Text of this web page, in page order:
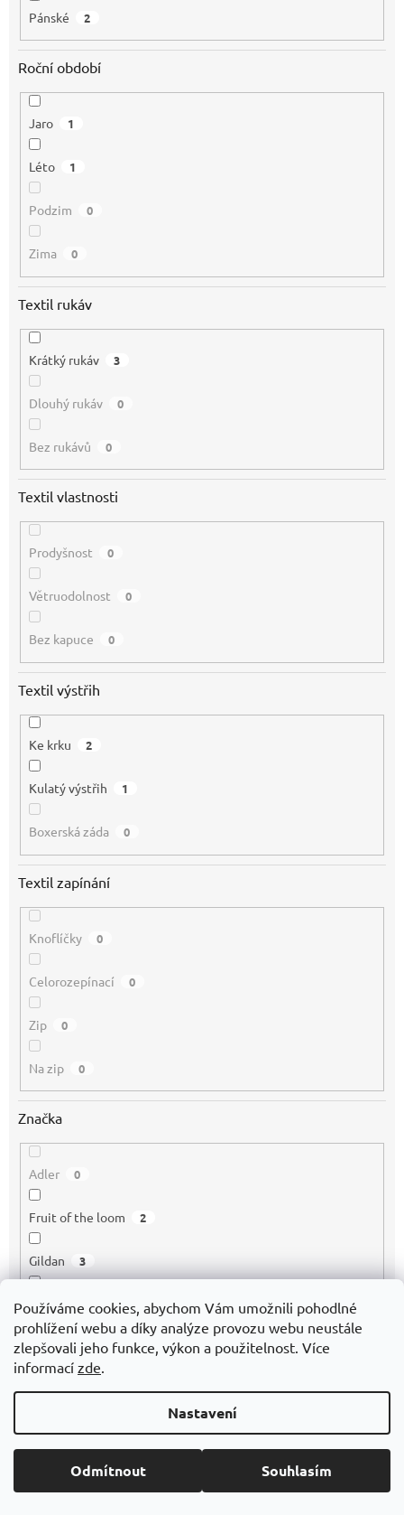
Používáme cookies, abychom Vám umožnili pohodlné
prohlížení webu a díky analýze provozu webu neustále
zlepšovali jeho funkce, výkon a použitelnost. Více
informací zde.
Nastavení
Odmítnout Souhlasím
Pánské 2
Roční období
Jaro 1
Léto 1
Podzim 0
Zima 0
Textil rukáv
Krátký rukáv 3
Dlouhý rukáv 0
Bez rukávů 0
Textil vlastnosti
Prodyšnost 0
Větruodolnost 0
Bez kapuce 0
Textil výstřih
Ke krku 2
Kulatý výstřih 1
Boxerská záda 0
Textil zapínání
Knoflíčky 0
Celorozepínací 0
Zip 0
Na zip 0
Značka
Adler 0
Fruit of the loom 2
Gildan 3
Rimeck 3
US BASIC 0
Adler-Malfini 0
Tecnic Marcus 0